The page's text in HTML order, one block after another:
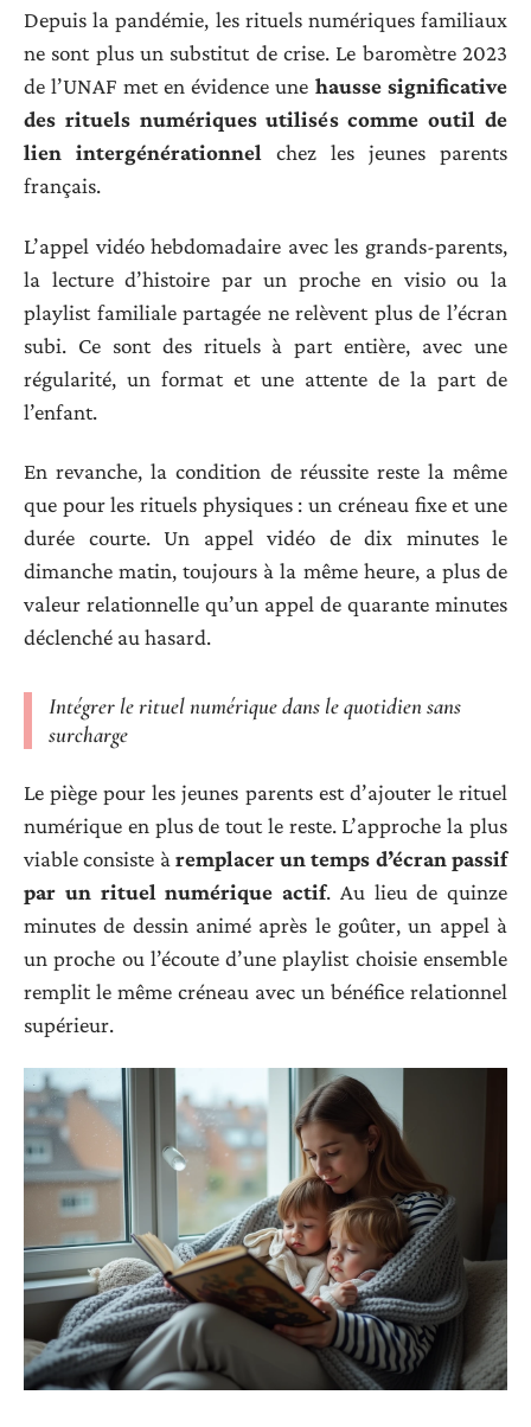
Depuis la pandémie, les rituels numériques familiaux
ne sont plus un substitut de crise. Le baromètre 2023
de l’UNAF met en évidence une hausse significative
des rituels numériques utilisés comme outil de
lien intergénérationnel chez les jeunes parents
français.
L’appel vidéo hebdomadaire avec les grands-parents,
la lecture d’histoire par un proche en visio ou la
playlist familiale partagée ne relèvent plus de l’écran
subi. Ce sont des rituels à part entière, avec une
régularité, un format et une attente de la part de
l’enfant.
En revanche, la condition de réussite reste la même
que pour les rituels physiques : un créneau fixe et une
durée courte. Un appel vidéo de dix minutes le
dimanche matin, toujours à la même heure, a plus de
valeur relationnelle qu’un appel de quarante minutes
déclenché au hasard.
Intégrer le rituel numérique dans le quotidien sans
surcharge
Le piège pour les jeunes parents est d’ajouter le rituel
numérique en plus de tout le reste. L’approche la plus
viable consiste à remplacer un temps d’écran passif
par un rituel numérique actif. Au lieu de quinze
minutes de dessin animé après le goûter, un appel à
un proche ou l’écoute d’une playlist choisie ensemble
remplit le même créneau avec un bénéfice relationnel
supérieur.